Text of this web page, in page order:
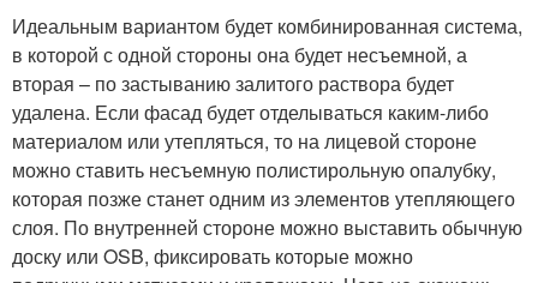
Идеальным вариантом будет комбинированная система,
в которой с одной стороны она будет несъемной, а
вторая – по застыванию залитого раствора будет
удалена. Если фасад будет отделываться каким-либо
материалом или утепляться, то на лицевой стороне
можно ставить несъемную полистирольную опалубку,
которая позже станет одним из элементов утепляющего
слоя. По внутренней стороне можно выставить обычную
доску или OSB, фиксировать которые можно